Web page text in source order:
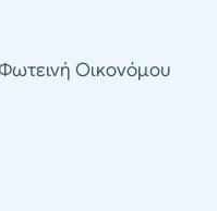
Οικονόμου